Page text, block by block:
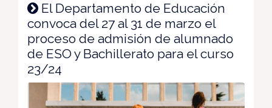
El Departamento de Educación
convoca del 27 al 31 de marzo el
proceso de admisión de alumnado
de ESO y Bachillerato para el curso
23/24